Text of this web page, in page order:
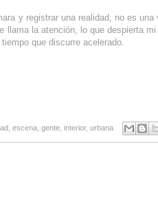
y registrar una realidad, no es una
llama la atención, lo que despierta
que discurre acelerado.
, escena, gente, interior, urbana